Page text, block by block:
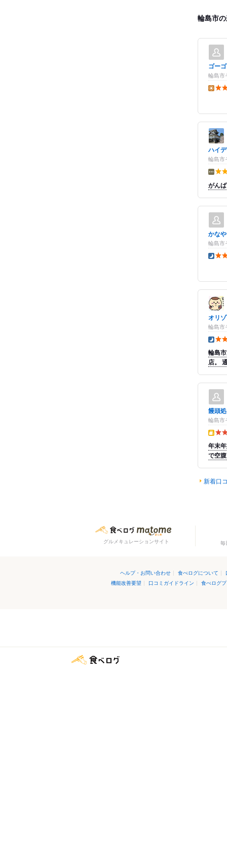
輪島市
ゴー
輪島市
昼の
ハイ
輪島市
その
がん
かな
輪島市
夜の
オリ
輪島市
夜の
輪島
店。
饅頭
輪島市
テイ
年末
で空
新着口
グルメキュレーションサイト 毎
ヘルプ・お問い合わせ | 食べログについて |
機能改善要望 | 口コミガイドライン | 食べログ